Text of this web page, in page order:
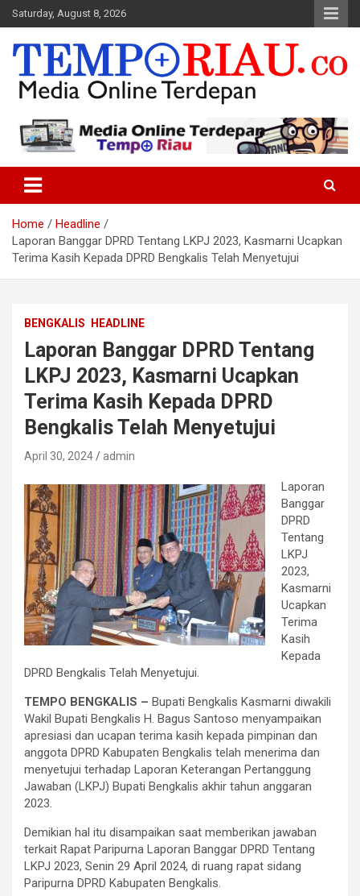
Skip
to
content
Saturday, August 8, 2026
Tempo Riau
Home
Headline
Laporan Banggar DPRD Tentang LKPJ 2023, Kasmarni Ucapkan
Terima Kasih Kepada DPRD Bengkalis Telah Menyetujui
BENGKALIS HEADLINE
Laporan Banggar DPRD Tentang
LKPJ 2023, Kasmarni Ucapkan
Terima Kasih Kepada DPRD
Bengkalis Telah Menyetujui
April 30, 2024 admin
Laporan
Banggar
DPRD
Tentang
LKPJ
2023,
Kasmarni
Ucapkan
Terima
Kasih
Kepada
DPRD Bengkalis Telah Menyetujui.
TEMPO BENGKALIS – Bupati Bengkalis Kasmarni diwakili
Wakil Bupati Bengkalis H. Bagus Santoso menyampaikan
apresiasi dan ucapan terima kasih kepada pimpinan dan
anggota DPRD Kabupaten Bengkalis telah menerima dan
menyetujui terhadap Laporan Keterangan Pertanggung
Jawaban (LKPJ) Bupati Bengkalis akhir tahun anggaran
2023.
Demikian hal itu disampaikan saat memberikan jawaban
terkait Rapat Paripurna Laporan Banggar DPRD Tentang
LKPJ 2023, Senin 29 April 2024, di ruang rapat sidang
Paripurna DPRD Kabupaten Bengkalis.